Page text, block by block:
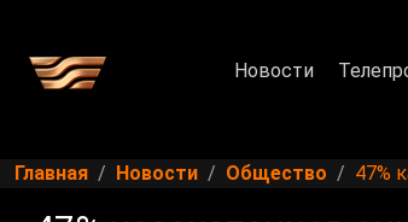
Новости
Главная Новости Общество 47%